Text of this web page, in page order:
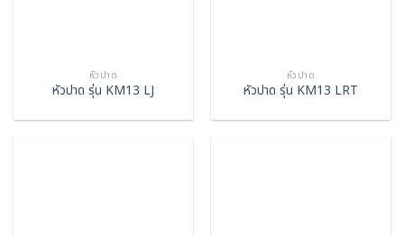
หัวปาด
หัวปาด รุ่น KM13 LJ
หัวปาด
หัวปาด รุ่น KM13 LRT